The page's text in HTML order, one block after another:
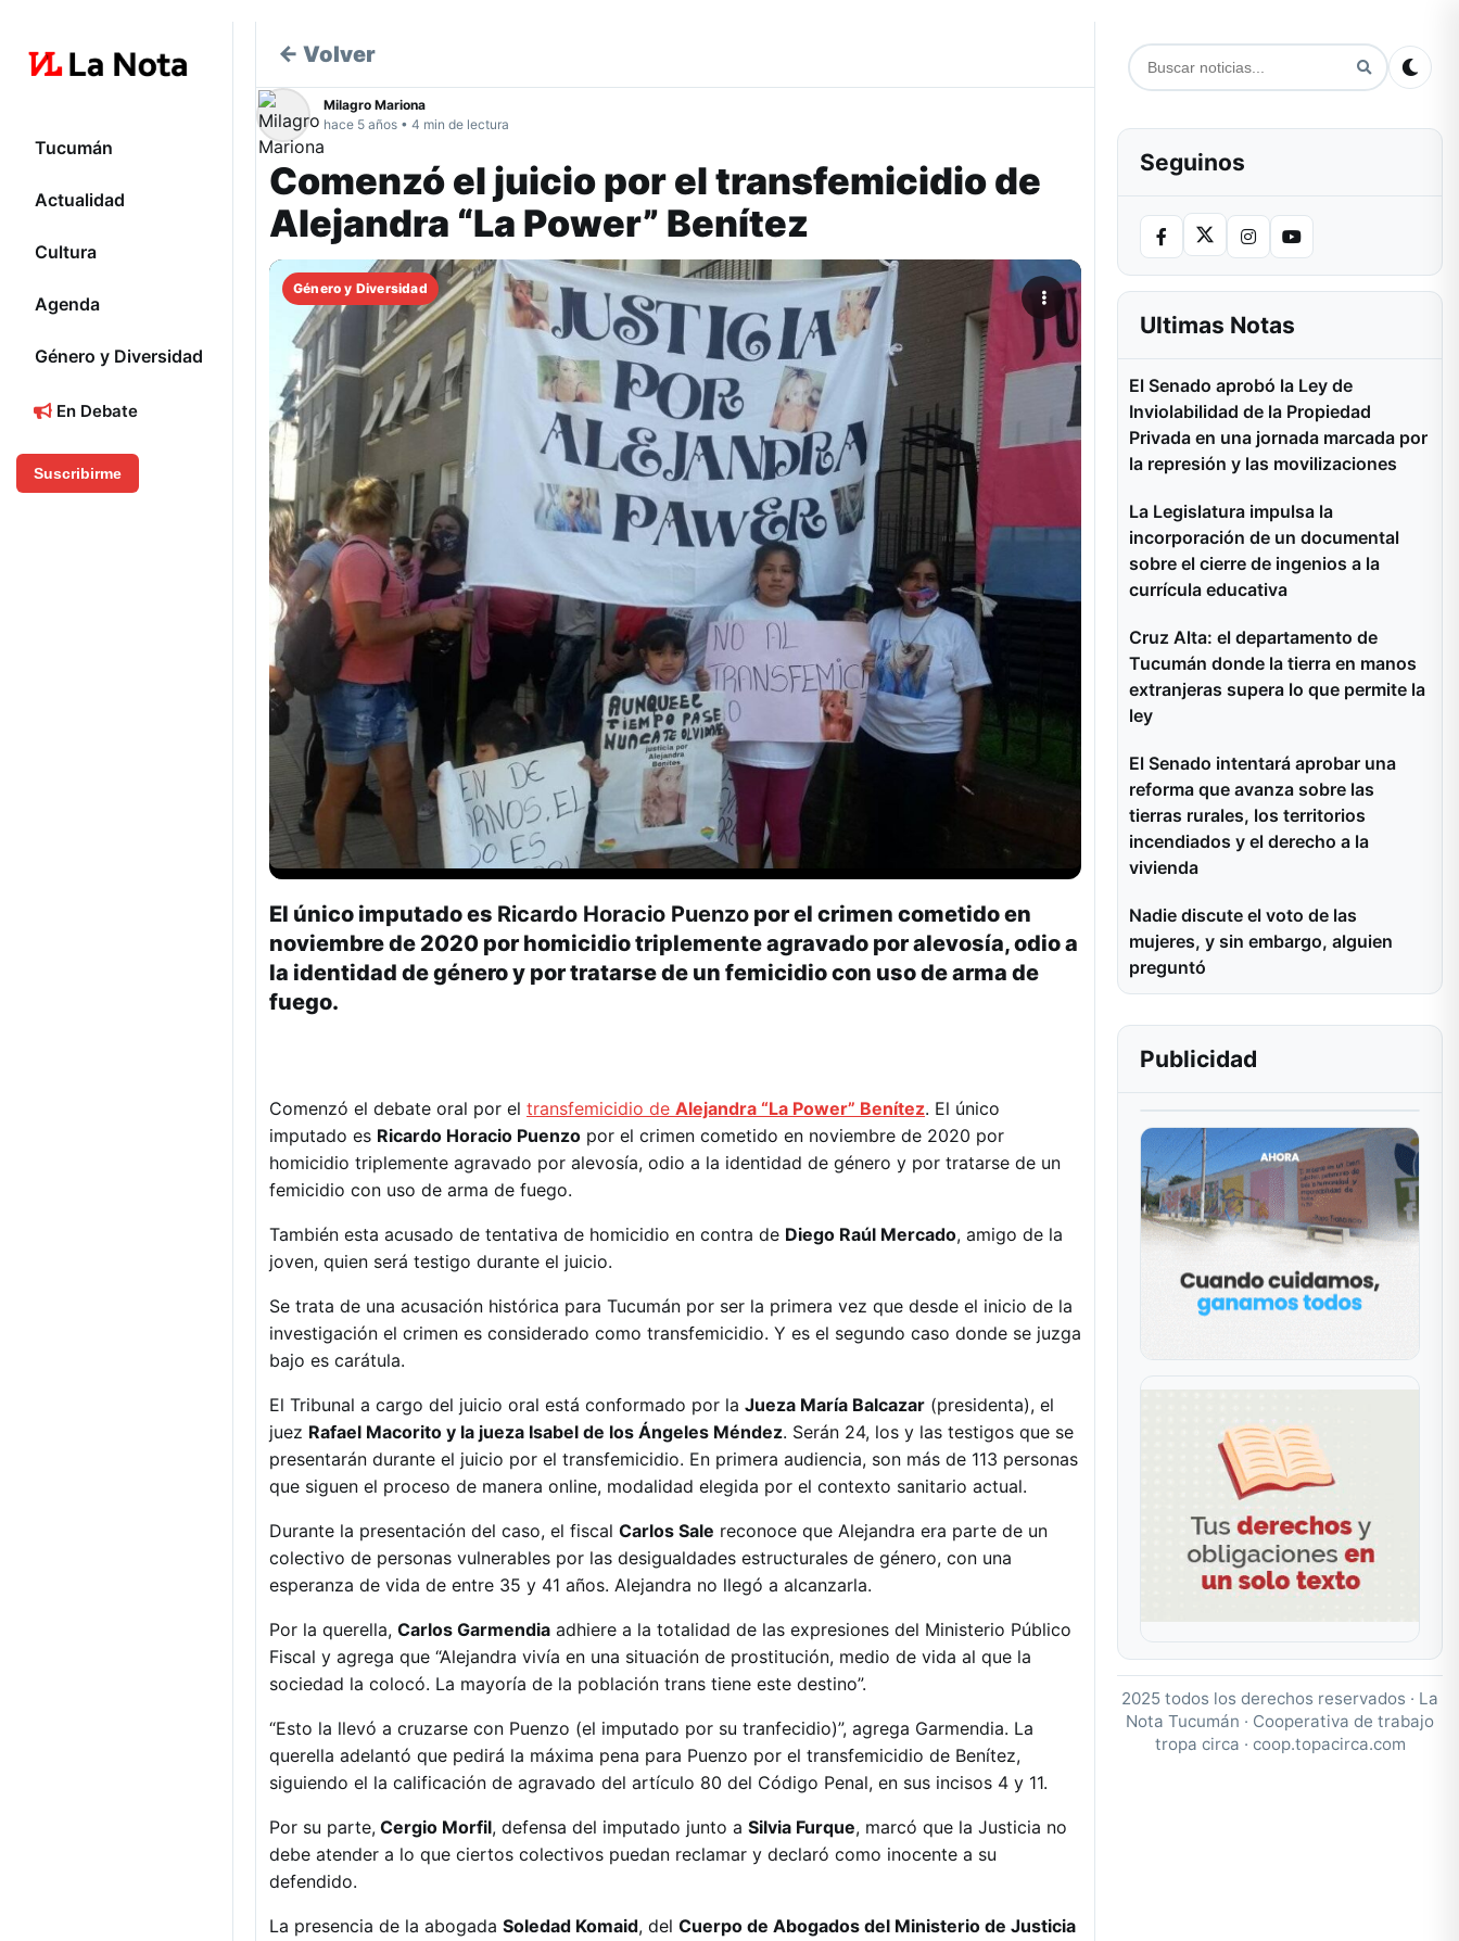
Tucumán
Actualidad
Cultura
Agenda
Género y Diversidad
En Debate
Suscribirme
← Volver
Milagro Mariona
hace 5 años • 4 min de lectura
Comenzó el juicio por el transfemicidio de
Alejandra “La Power” Benítez
Género y Diversidad
El único imputado es Ricardo Horacio Puenzo por el crimen cometido en
noviembre de 2020 por homicidio triplemente agravado por alevosía, odio a
la identidad de género y por tratarse de un femicidio con uso de arma de
fuego.
Comenzó el debate oral por el transfemicidio de Alejandra “La Power” Benítez. El único
imputado es Ricardo Horacio Puenzo por el crimen cometido en noviembre de 2020 por
homicidio triplemente agravado por alevosía, odio a la identidad de género y por tratarse de un
femicidio con uso de arma de fuego.
También esta acusado de tentativa de homicidio en contra de Diego Raúl Mercado, amigo de la
joven, quien será testigo durante el juicio.
Se trata de una acusación histórica para Tucumán por ser la primera vez que desde el inicio de la
investigación el crimen es considerado como transfemicidio. Y es el segundo caso donde se juzga
bajo es carátula.
El Tribunal a cargo del juicio oral está conformado por la Jueza María Balcazar (presidenta), el
juez Rafael Macorito y la jueza Isabel de los Ángeles Méndez. Serán 24, los y las testigos que se
presentarán durante el juicio por el transfemicidio. En primera audiencia, son más de 113 personas
que siguen el proceso de manera online, modalidad elegida por el contexto sanitario actual.
Durante la presentación del caso, el fiscal Carlos Sale reconoce que Alejandra era parte de un
colectivo de personas vulnerables por las desigualdades estructurales de género, con una
esperanza de vida de entre 35 y 41 años. Alejandra no llegó a alcanzarla.
Por la querella, Carlos Garmendia adhiere a la totalidad de las expresiones del Ministerio Público
Fiscal y agrega que “Alejandra vivía en una situación de prostitución, medio de vida al que la
sociedad la colocó. La mayoría de la población trans tiene este destino”.
“Esto la llevó a cruzarse con Puenzo (el imputado por su tranfecidio)”, agrega Garmendia. La
querella adelantó que pedirá la máxima pena para Puenzo por el transfemicidio de Benítez,
siguiendo el la calificación de agravado del artículo 80 del Código Penal, en sus incisos 4 y 11.
Por su parte, Cergio Morfil, defensa del imputado junto a Silvia Furque, marcó que la Justicia no
debe atender a lo que ciertos colectivos puedan reclamar y declaró como inocente a su
defendido.
La presencia de la abogada Soledad Komaid, del Cuerpo de Abogados del Ministerio de Justicia
Seguinos
Ultimas Notas
El Senado aprobó la Ley de
Inviolabilidad de la Propiedad
Privada en una jornada marcada por
la represión y las movilizaciones
La Legislatura impulsa la
incorporación de un documental
sobre el cierre de ingenios a la
currícula educativa
Cruz Alta: el departamento de
Tucumán donde la tierra en manos
extranjeras supera lo que permite la
ley
El Senado intentará aprobar una
reforma que avanza sobre las
tierras rurales, los territorios
incendiados y el derecho a la
vivienda
Nadie discute el voto de las
mujeres, y sin embargo, alguien
preguntó
Publicidad
2025 todos los derechos reservados · La
Nota Tucumán · Cooperativa de trabajo
tropa circa · coop.topacirca.com